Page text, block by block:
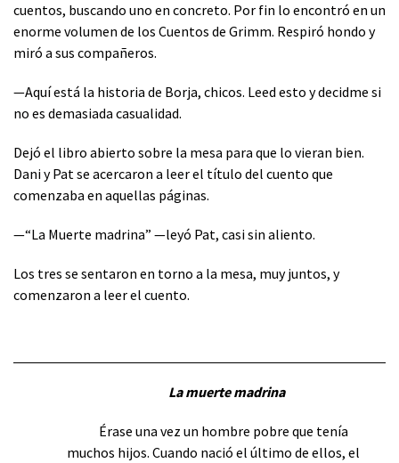
cuentos, buscando uno en concreto. Por fin lo encontró en un
enorme volumen de los Cuentos de Grimm. Respiró hondo y
miró a sus compañeros.
—Aquí está la historia de Borja, chicos. Leed esto y decidme si
no es demasiada casualidad.
Dejó el libro abierto sobre la mesa para que lo vieran bien.
Dani y Pat se acercaron a leer el título del cuento que
comenzaba en aquellas páginas.
—“La Muerte madrina” —leyó Pat, casi sin aliento.
Los tres se sentaron en torno a la mesa, muy juntos, y
comenzaron a leer el cuento.
La muerte madrina
Érase una vez un hombre pobre que tenía
muchos hijos. Cuando nació el último de ellos, el